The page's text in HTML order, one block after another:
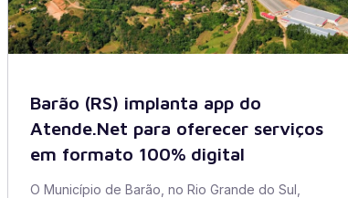
Barão (RS) implanta app do
Atende.Net para oferecer serviços
em formato 100% digital
O Município de Barão, no Rio Grande do Sul,